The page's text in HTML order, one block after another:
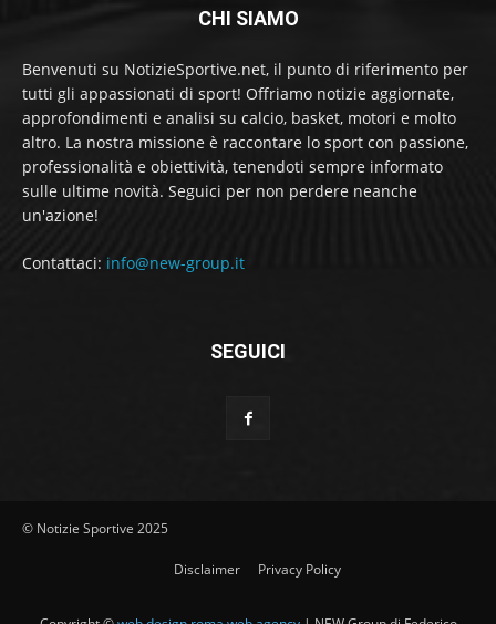
CHI SIAMO
Benvenuti su NotizieSportive.net, il punto di riferimento per
tutti gli appassionati di sport! Offriamo notizie aggiornate,
approfondimenti e analisi su calcio, basket, motori e molto
altro. La nostra missione è raccontare lo sport con passione,
professionalità e obiettività, tenendoti sempre informato
sulle ultime novità. Seguici per non perdere neanche
un'azione!
Contattaci: info@new-group.it
SEGUICI
© Notizie Sportive 2025
Disclaimer Privacy Policy